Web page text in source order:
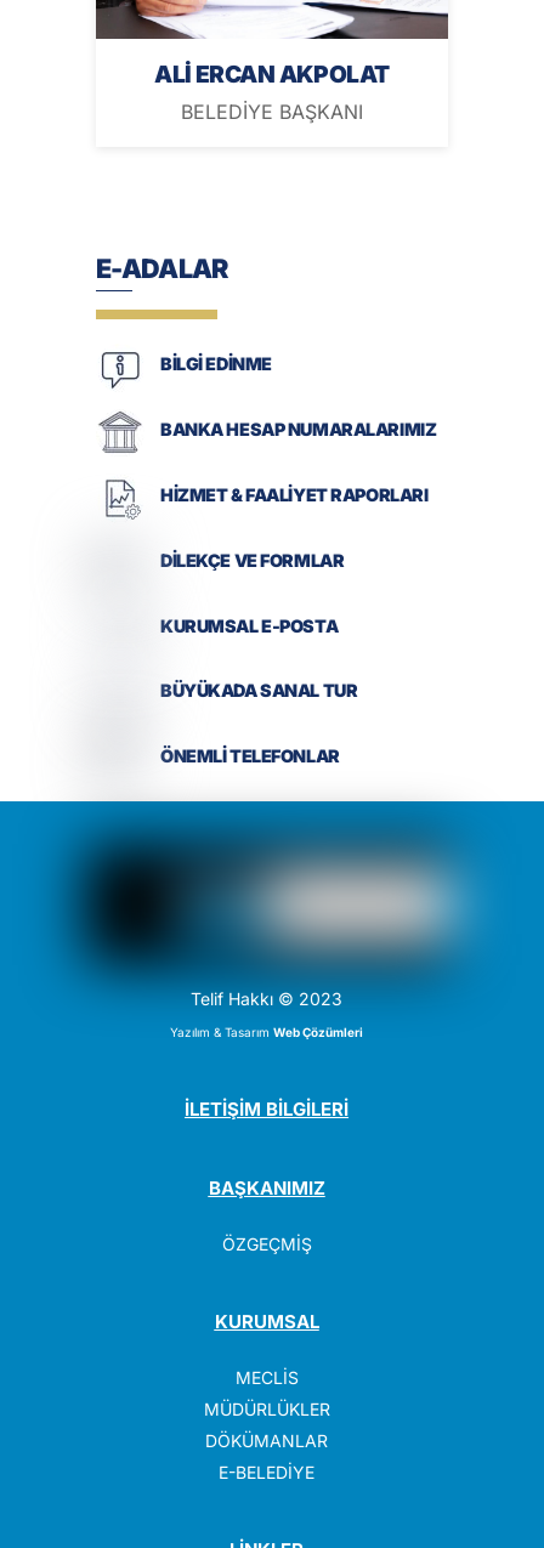
ALİ ERCAN AKPOLAT
BELEDİYE BAŞKANI
E-ADALAR
BİLGİ EDİNME
BANKA HESAP NUMARALARIMIZ
HİZMET & FAALİYET RAPORLARI
DİLEKÇE VE FORMLAR
KURUMSAL E-POSTA
BÜYÜKADA SANAL TUR
ÖNEMLİ TELEFONLAR
Telif Hakkı © 2023
Yazılım & TasarımWeb Çözümleri
İLETİŞİM BİLGİLERİ
BAŞKANIMIZ
ÖZGEÇMİŞ
KURUMSAL
MECLİS
MÜDÜRLÜKLER
DÖKÜMANLAR
E-BELEDİYE